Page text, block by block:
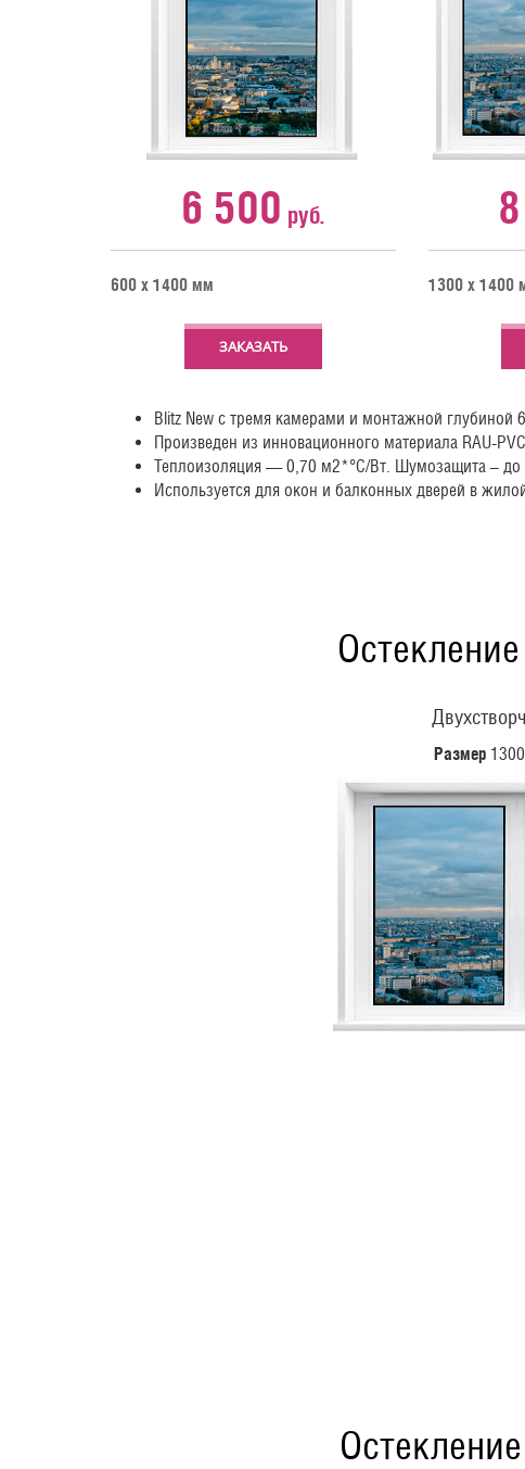
6 500 руб.
600 х 1400 мм
ЗАКАЗАТЬ
1300 х 1400
Blitz New с тремя камерами и монтажной
Произведен из инновационного материала RAU-
Теплоизоляция — 0,70 м2*°С/Вт. Шумозащита – до
Используется для окон и балконных дверей в
Размер